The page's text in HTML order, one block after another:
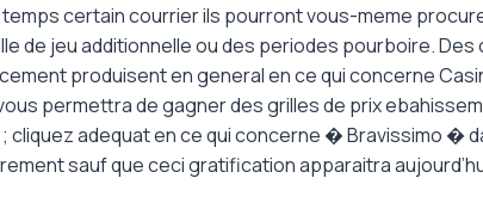
certain courrier ils pourront vous-meme
de jeu additionnelle ou des periodes pourboire.
produisent en general en ce qui concerne
permettra de gagner des grilles de prix
cliquez adequat en ce qui concerne � Bravissimo �
sauf que ceci gratification apparaitra